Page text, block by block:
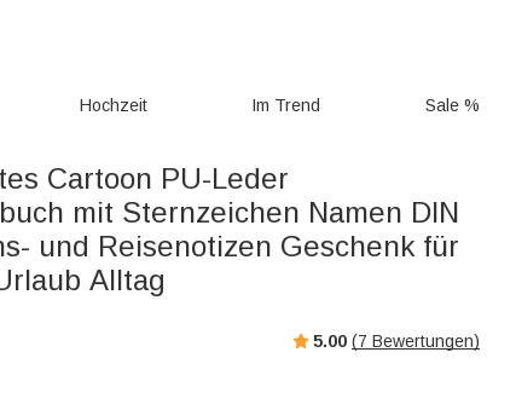
Hochzeit Im Trend Sale %
Cartoon PU-Leder
mit Sternzeichen Namen DIN
und Reisenotizen Geschenk für
Alltag
5.00 (7 Bewertungen)